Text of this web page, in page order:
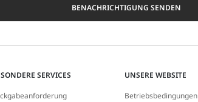
BENACHRICHTIGUNG SENDEN
SERVICES
UNSERE WEBSITE
Betriebsbedingungen